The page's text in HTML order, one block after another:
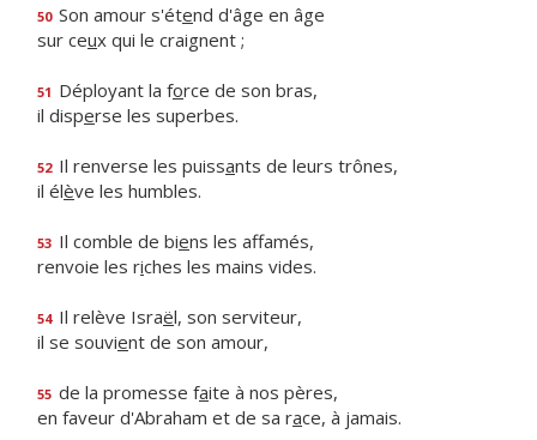
50 Son amour s'étend d'âge en âge
sur ceux qui le craignent ;
51 Déployant la force de son bras,
il disperse les superbes.
52 Il renverse les puissants de leurs trônes,
il élève les humbles.
53 Il comble de biens les affamés,
renvoie les riches les mains vides.
54 Il relève Israël, son serviteur,
il se souvient de son amour,
55 de la promesse faite à nos pères,
en faveur d'Abraham et de sa race, à jamais.